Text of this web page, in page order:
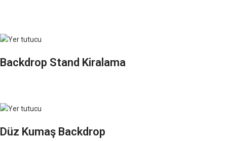
Backdrop Stand Kiralama
Düz Kumaş Backdrop